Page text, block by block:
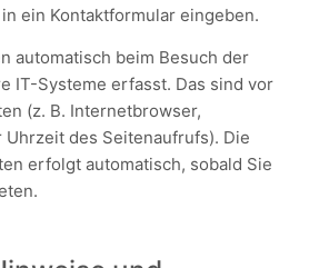
ein Kontaktformular eingeben.
automatisch beim Besuch der
IT-Systeme erfasst. Das sind vor
(z. B. Internetbrowser,
des Seitenaufrufs). Die
erfolgt automatisch, sobald Sie